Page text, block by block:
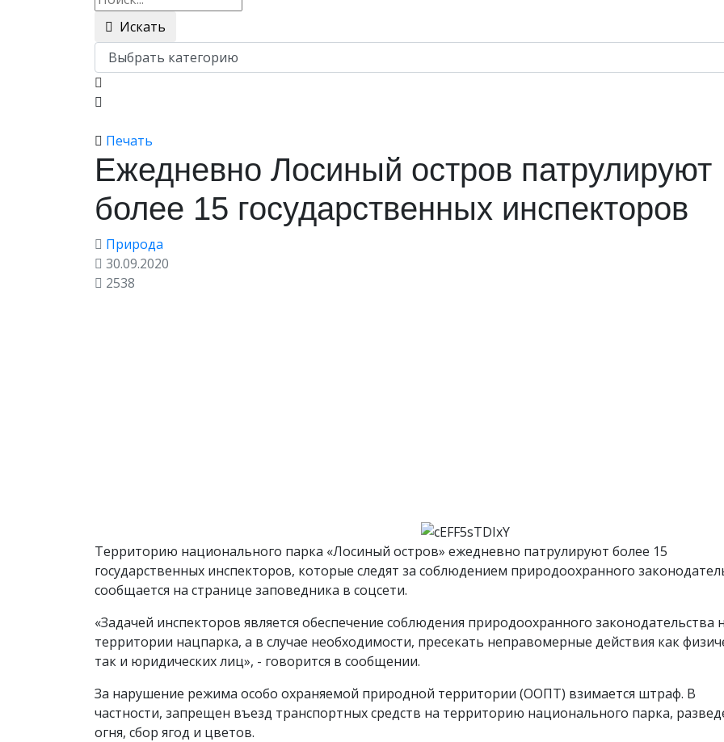
Искать
Печать
Ежедневно Лосиный остров патрулируют
более 15 государственных инспекторов
Природа
30.09.2020
2538
Территорию национального парка «Лосиный остров» ежедневно патрулируют более 15
государственных инспекторов, которые следят за соблюдением природоохранного
сообщается на странице заповедника в соцсети.
«Задачей инспекторов является обеспечение соблюдения природоохранного законодательства
территории нацпарка, а в случае необходимости, пресекать неправомерные действия как
так и юридических лиц», - говорится в сообщении.
За нарушение режима особо охраняемой природной территории (ООПТ) взимается штраф. В
частности, запрещен въезд транспортных средств на территорию национального парка,
огня, сбор ягод и цветов.